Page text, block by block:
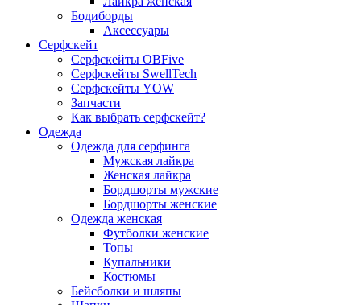
Бодиборды
Аксессуары
Серфскейт
Серфскейты OBFive
Серфскейты SwellTech
Серфскейты YOW
Запчасти
Как выбрать серфскейт?
Одежда
Одежда для серфинга
Мужская лайкра
Женская лайкра
Бордшорты мужские
Бордшорты женские
Одежда женская
Футболки женские
Топы
Купальники
Костюмы
Бейсболки и шляпы